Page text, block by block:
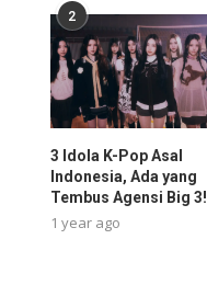
2
3 Idola K-Pop Asal
Indonesia, Ada yang
Tembus Agensi Big 3!
1 year ago